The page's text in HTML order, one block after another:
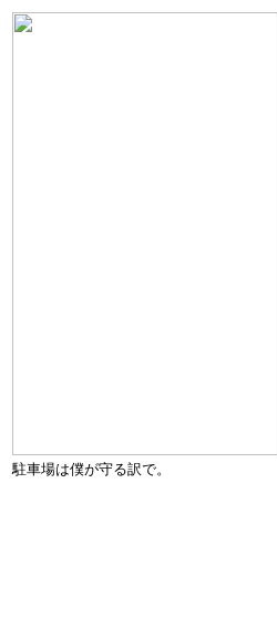
駐車場は僕が守る訳で。